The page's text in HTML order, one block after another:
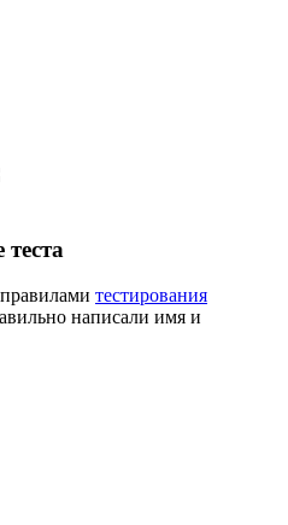
тестирования
написали имя и